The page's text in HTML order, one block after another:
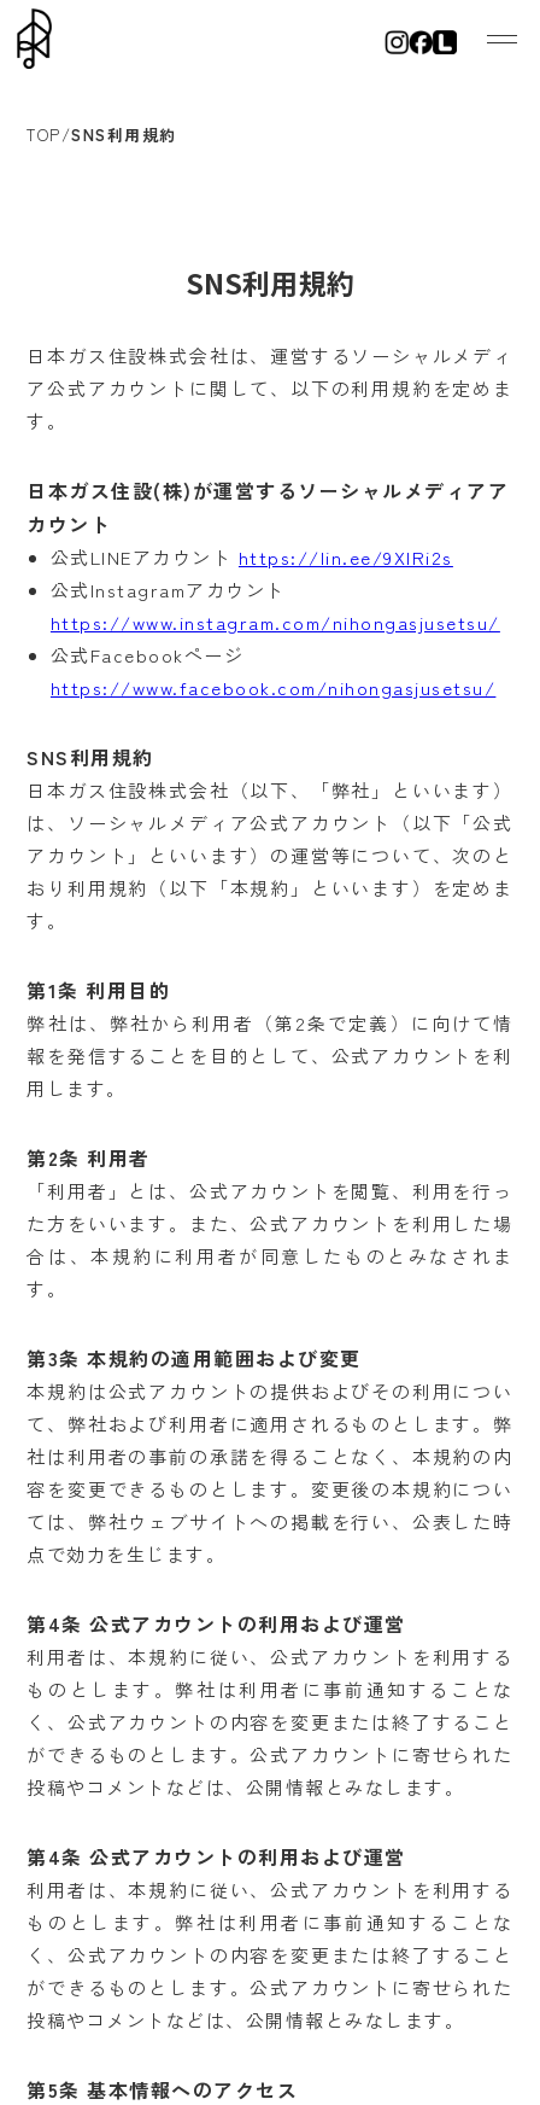
プライバシーポリシー
©2025 日本ガス住設株式会社.
TOP/SNS利用規約
SNS利用規約
日本ガス住設株式会社は、運営するソーシャルメディ
ア公式アカウントに関して、以下の利用規約を定めま
す。
日本ガス住設(株)が運営するソーシャルメディアア
カウント
公式LINEアカウント https://lin.ee/9XlRi2s
公式Instagramアカウント
https://www.instagram.com/nihongasjusetsu/
公式Facebookページ
https://www.facebook.com/nihongasjusetsu/
SNS利用規約
日本ガス住設株式会社（以下、「弊社」といいます）
は、ソーシャルメディア公式アカウント（以下「公式
アカウント」といいます）の運営等について、次のと
おり利用規約（以下「本規約」といいます）を定めま
す。
第1条 利用目的
弊社は、弊社から利用者（第2条で定義）に向けて情
報を発信することを目的として、公式アカウントを利
用します。
第2条 利用者
「利用者」とは、公式アカウントを閲覧、利用を行っ
た方をいいます。また、公式アカウントを利用した場
合は、本規約に利用者が同意したものとみなされま
す。
第3条 本規約の適用範囲および変更
本規約は公式アカウントの提供およびその利用につい
て、弊社および利用者に適用されるものとします。弊
社は利用者の事前の承諾を得ることなく、本規約の内
容を変更できるものとします。変更後の本規約につい
ては、弊社ウェブサイトへの掲載を行い、公表した時
点で効力を生じます。
第4条 公式アカウントの利用および運営
利用者は、本規約に従い、公式アカウントを利用する
ものとします。弊社は利用者に事前通知することな
く、公式アカウントの内容を変更または終了すること
ができるものとします。公式アカウントに寄せられた
投稿やコメントなどは、公開情報とみなします。
第4条 公式アカウントの利用および運営
利用者は、本規約に従い、公式アカウントを利用する
ものとします。弊社は利用者に事前通知することな
く、公式アカウントの内容を変更または終了すること
ができるものとします。公式アカウントに寄せられた
投稿やコメントなどは、公開情報とみなします。
第5条 基本情報へのアクセス